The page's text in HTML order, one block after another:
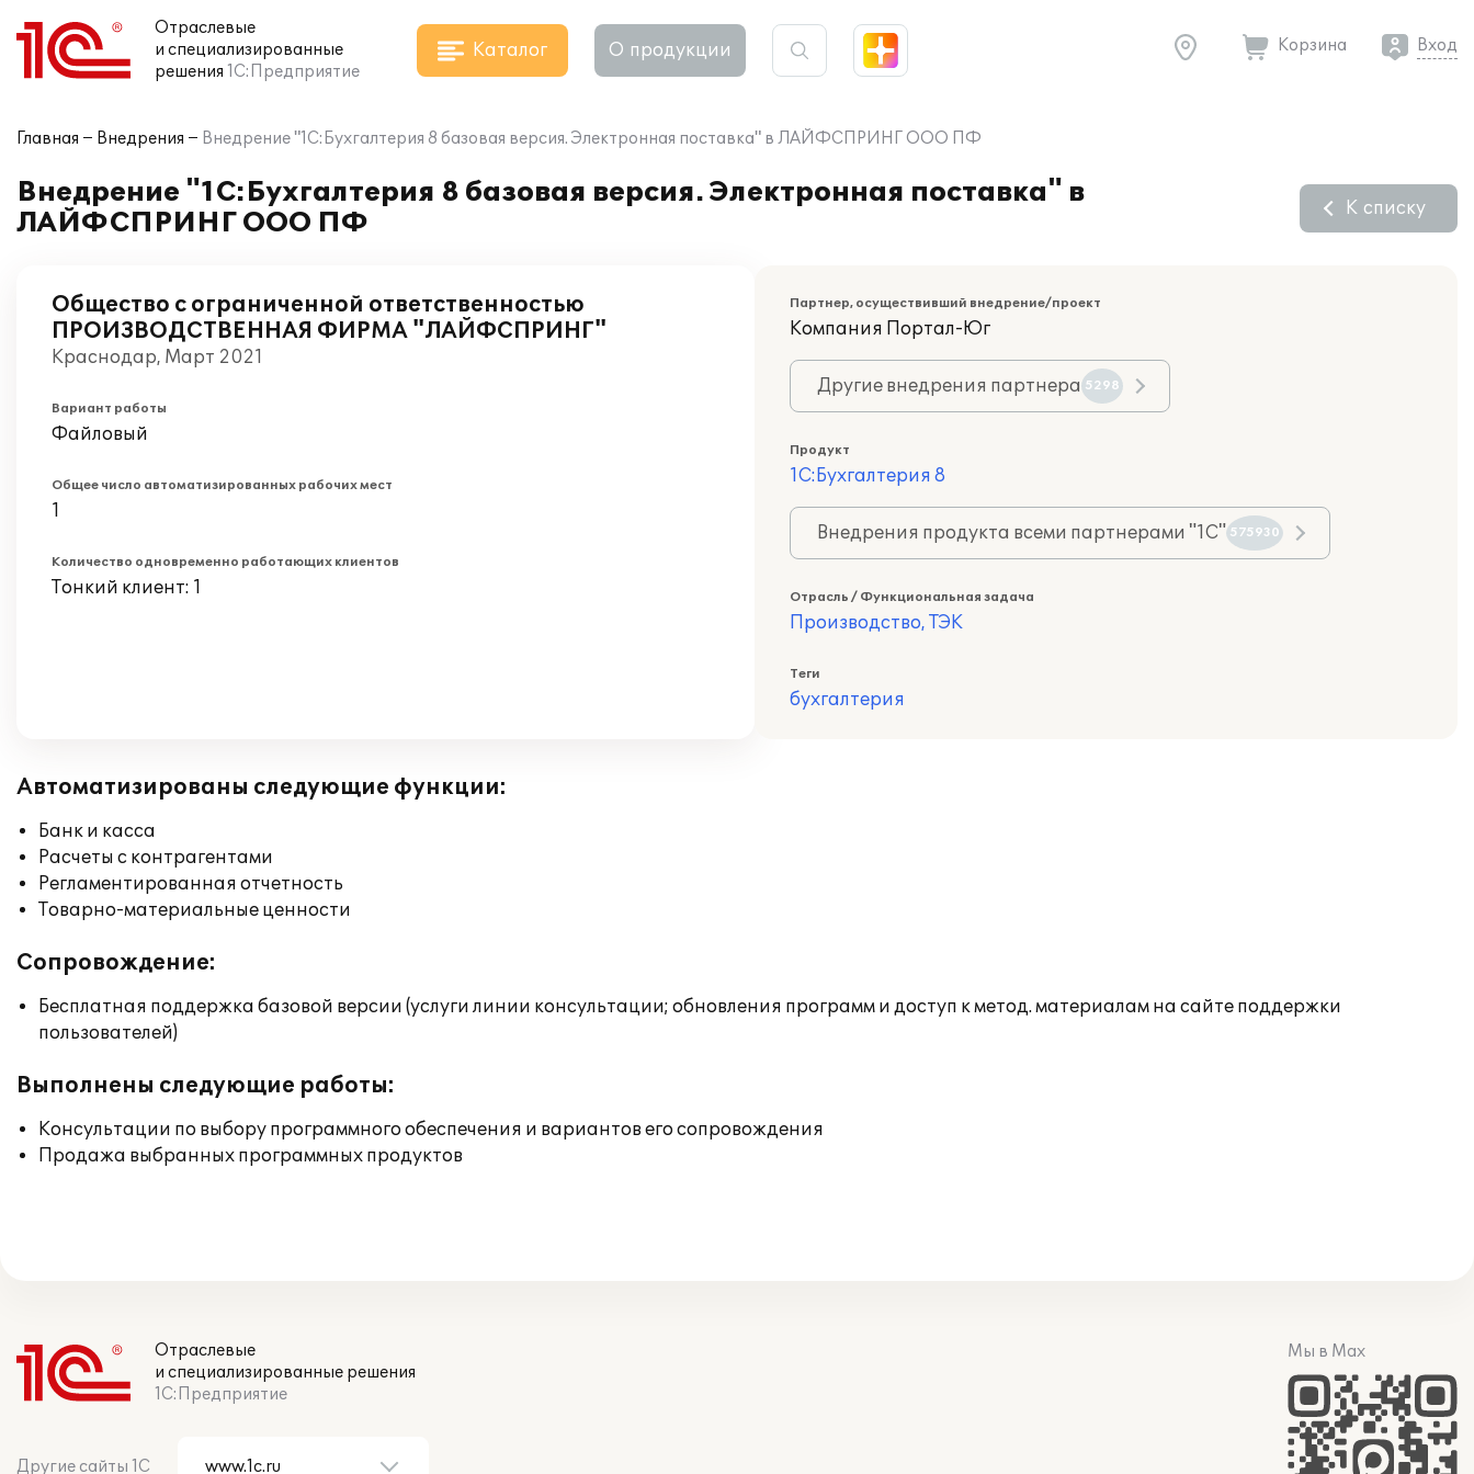
Отраслевые
и специализированные
решения 1С:Предприятие
Каталог О продукции Корзина Вход
Главная Внедрения Внедрение "1С:Бухгалтерия 8 базовая версия. Электронная поставка" в ЛАЙФСПРИНГ ООО ПФ
Внедрение "1С:Бухгалтерия 8 базовая версия. Электронная поставка" в
ЛАЙФСПРИНГ ООО ПФ
К списку
Общество с ограниченной ответственностью
ПРОИЗВОДСТВЕННАЯ ФИРМА "ЛАЙФСПРИНГ"
Краснодар, Март 2021
Вариант работы
Файловый
Общее число автоматизированных рабочих мест
1
Количество одновременно работающих клиентов
Тонкий клиент: 1
Партнер, осуществивший внедрение/проект
Компания Портал-Юг
Другие внедрения партнера 5298
Продукт
1С:Бухгалтерия 8
Внедрения продукта всеми партнерами "1С" 575930
Отрасль / Функциональная задача
Производство, ТЭК
Теги
бухгалтерия
Автоматизированы следующие функции:
Банк и касса
Расчеты с контрагентами
Регламентированная отчетность
Товарно-материальные ценности
Сопровождение:
Бесплатная поддержка базовой версии (услуги линии консультации; обновления программ и доступ к метод. материалам на сайте поддержки
пользователей)
Выполнены следующие работы:
Консультации по выбору программного обеспечения и вариантов его сопровождения
Продажа выбранных программных продуктов
Отраслевые
и специализированные решения
1С:Предприятие
Другие сайты 1С
Мы в Max